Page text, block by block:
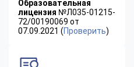
Образовательная
лицензия №Л035-01215-
72/00190069 от
07.09.2021 (Проверить)